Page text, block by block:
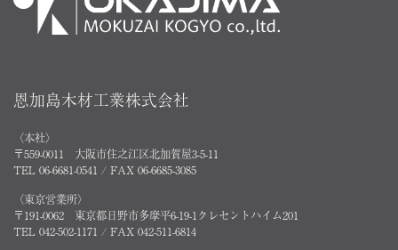
恩加島木材工業株式会社
〈本社〉
〒559-0011 大阪市住之江区北加賀屋3-5-11
TEL 06-6681-0541 / FAX 06-6685-3085
〈東京営業所〉
〒191-0062 東京都日野市多摩平6-19-1クレセントハイム201
TEL 042-502-1171 / FAX 042-511-6814